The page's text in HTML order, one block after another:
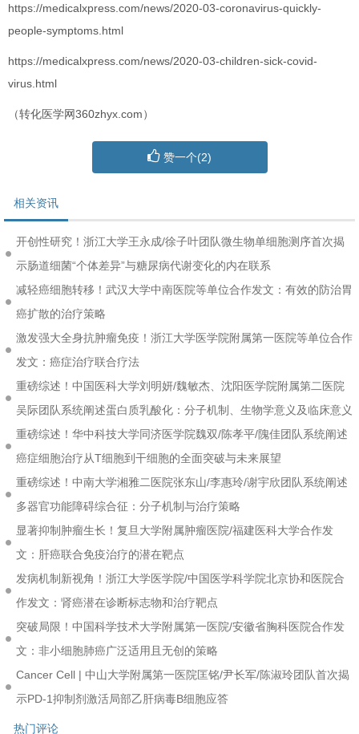
https://medicalxpress.com/news/2020-03-coronavirus-quickly-
people-symptoms.html
https://medicalxpress.com/news/2020-03-children-sick-covid-
virus.html
（转化医学网360zhyx.com）
赞一个(2)
相关资讯
开创性研究！浙江大学王永成/徐子叶团队微生物单细胞测序首次揭
示肠道细菌“个体差异”与糖尿病代谢变化的内在联系
减轻癌细胞转移！武汉大学中南医院等单位合作发文：有效的防治胃
癌扩散的治疗策略
激发强大全身抗肿瘤免疫！浙江大学医学院附属第一医院等单位合作
发文：癌症治疗联合疗法
重磅综述！中国医科大学刘明妍/魏敏杰、沈阳医学院附属第二医院
吴际团队系统阐述蛋白质乳酸化：分子机制、生物学意义及临床意义
重磅综述！华中科技大学同济医学院魏双/陈孝平/隗佳团队系统阐述
癌症细胞治疗从T细胞到干细胞的全面突破与未来展望
重磅综述！中南大学湘雅二医院张东山/李惠玲/谢宇欣团队系统阐述
多器官功能障碍综合征：分子机制与治疗策略
显著抑制肿瘤生长！复旦大学附属肿瘤医院/福建医科大学合作发
文：肝癌联合免疫治疗的潜在靶点
发病机制新视角！浙江大学医学院/中国医学科学院北京协和医院合
作发文：肾癌潜在诊断标志物和治疗靶点
突破局限！中国科学技术大学附属第一医院/安徽省胸科医院合作发
文：非小细胞肺癌广泛适用且无创的策略
Cancer Cell | 中山大学附属第一医院匡铭/尹长军/陈淑玲团队首次揭
示PD-1抑制剂激活局部乙肝病毒B细胞应答
热门评论